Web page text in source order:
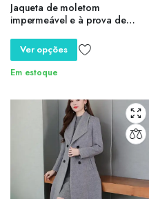
Jaqueta de moletom
impermeável e à prova de
casual, ao ar livre, plus size, S-
7XL, primavera, outono, 2022
Ver opções
Em estoque